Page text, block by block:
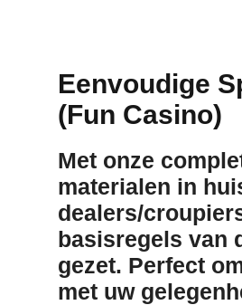
Eenvoudige
(Fun Casino)
Met onze
materialen in
dealers/
basisregels van
gezet. Perfect
met uw